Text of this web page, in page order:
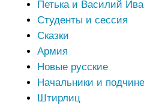
Петька и Василий
Студенты и сессия
Сказки
Армия
Новые русские
Начальники и
Штирлиц